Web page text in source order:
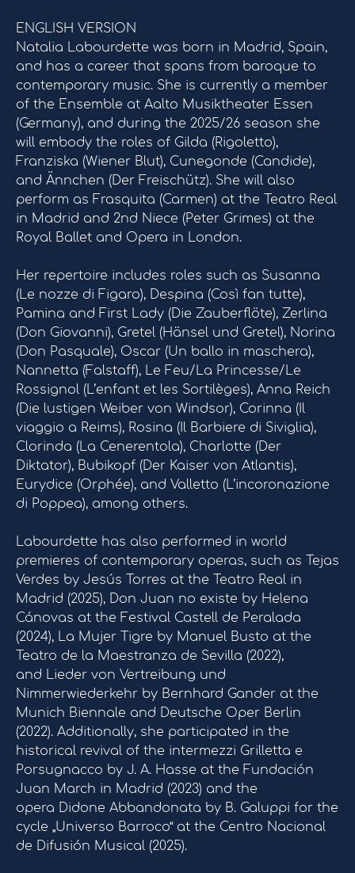
ENGLISH VERSION
Natalia Labourdette was born in Madrid, Spain,
and has a career that spans from baroque to
contemporary music. She is currently a member
of the Ensemble at Aalto Musiktheater Essen
(Germany), and during the 2025/26 season she
will embody the roles of Gilda (Rigoletto),
Franziska (Wiener Blut), Cunegonde (Candide),
and Ännchen (Der Freischütz). She will also
perform as Frasquita (Carmen) at the Teatro Real
in Madrid and 2nd Niece (Peter Grimes) at the
Royal Ballet and Opera in London.
Her repertoire includes roles such as Susanna
(Le nozze di Figaro), Despina (Così fan tutte),
Pamina and First Lady (Die Zauberflöte), Zerlina
(Don Giovanni), Gretel (Hänsel und Gretel), Norina
(Don Pasquale), Oscar (Un ballo in maschera),
Nannetta (Falstaff), Le Feu/La Princesse/Le
Rossignol (L’enfant et les Sortilèges), Anna Reich
(Die lustigen Weiber von Windsor), Corinna (Il
viaggio a Reims), Rosina (Il Barbiere di Siviglia),
Clorinda (La Cenerentola), Charlotte (Der
Diktator), Bubikopf (Der Kaiser von Atlantis),
Eurydice (Orphée), and Valletto (L’incoronazione
di Poppea), among others.
Labourdette has also performed in world
premieres of contemporary operas, such as Tejas
Verdes by Jesús Torres at the Teatro Real in
Madrid (2025), Don Juan no existe by Helena
Cánovas at the Festival Castell de Peralada
(2024), La Mujer Tigre by Manuel Busto at the
Teatro de la Maestranza de Sevilla (2022),
and Lieder von Vertreibung und
Nimmerwiederkehr by Bernhard Gander at the
Munich Biennale and Deutsche Oper Berlin
(2022). Additionally, she participated in the
historical revival of the intermezzi Grilletta e
Porsugnacco by J. A. Hasse at the Fundación
Juan March in Madrid (2023) and the
opera Didone Abbandonata by B. Galuppi for the
cycle „Universo Barroco“ at the Centro Nacional
de Difusión Musical (2025).